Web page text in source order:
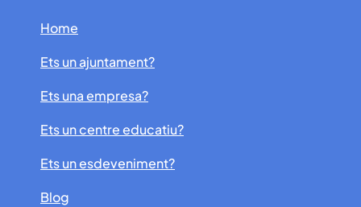
Home
Ets un ajuntament?
Ets una empresa?
Ets un centre educatiu?
Ets un esdeveniment?
Blog